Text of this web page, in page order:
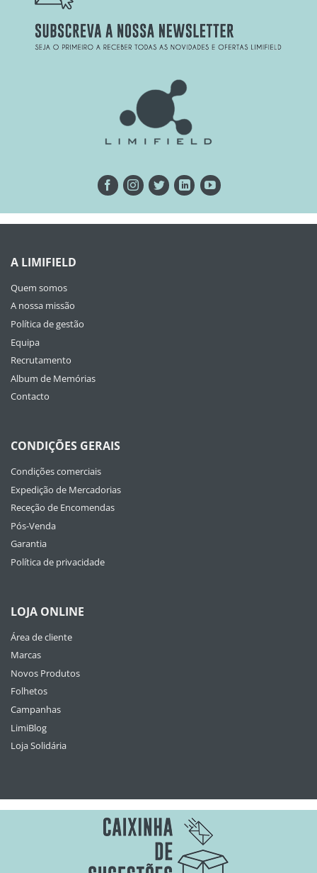
A LIMIFIELD
Quem somos
A nossa missão
Política de gestão
Equipa
Recrutamento
Album de Memórias
Contacto
CONDIÇÕES GERAIS
Condições comerciais
Expedição de Mercadorias
Receção de Encomendas
Pós-Venda
Garantia
Política de privacidade
LOJA ONLINE
Área de cliente
Marcas
Novos Produtos
Folhetos
Campanhas
LimiBlog
Loja Solidária